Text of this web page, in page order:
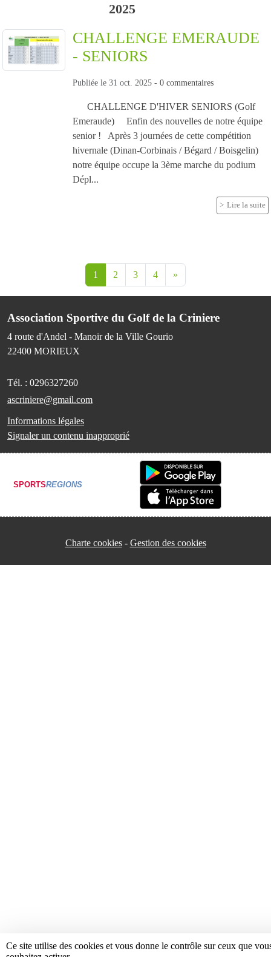
2025
CHALLENGE EMERAUDE
- SENIORS
Publiée le 31 oct. 2025 - 0 commentaires
CHALLENGE D'HIVER SENIORS (Golf
Emeraude) Enfin des nouvelles de notre équipe
senior ! Après 3 journées de cette compétition
hivernale (Dinan-Corbinais / Bégard / Boisgelin)
notre équipe occupe la 3ème marche du podium
Dépl...
Lire la suite
1 2 3 4 »
Association Sportive du Golf de la Criniere
4 route d'Andel - Manoir de la Ville Gourio
22400 MORIEUX
Tél. : 0296327260
ascriniere@gmail.com
Informations légales
Signaler un contenu inapproprié
SPORTSREGIONS
Charte cookies Gestion des cookies
Ce site utilise des cookies et vous donne le contrôle sur ceux que